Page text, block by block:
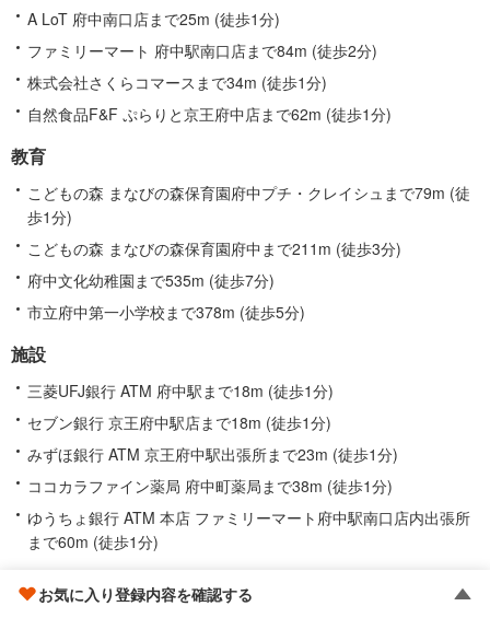
A LoT 府中南口店まで25m (徒歩1分)
ファミリーマート 府中駅南口店まで84m (徒歩2分)
株式会社さくらコマースまで34m (徒歩1分)
自然食品F&F ぷらりと京王府中店まで62m (徒歩1分)
教育
こどもの森 まなびの森保育園府中プチ・クレイシュまで79m (徒
歩1分)
こどもの森 まなびの森保育園府中まで211m (徒歩3分)
府中文化幼稚園まで535m (徒歩7分)
市立府中第一小学校まで378m (徒歩5分)
施設
三菱UFJ銀行 ATM 府中駅まで18m (徒歩1分)
セブン銀行 京王府中駅店まで18m (徒歩1分)
みずほ銀行 ATM 京王府中駅出張所まで23m (徒歩1分)
ココカラファイン薬局 府中町薬局まで38m (徒歩1分)
ゆうちょ銀行 ATM 本店 ファミリーマート府中駅南口店内出張所
まで60m (徒歩1分)
府中駅の情報
お気に入り登録内容を確認する